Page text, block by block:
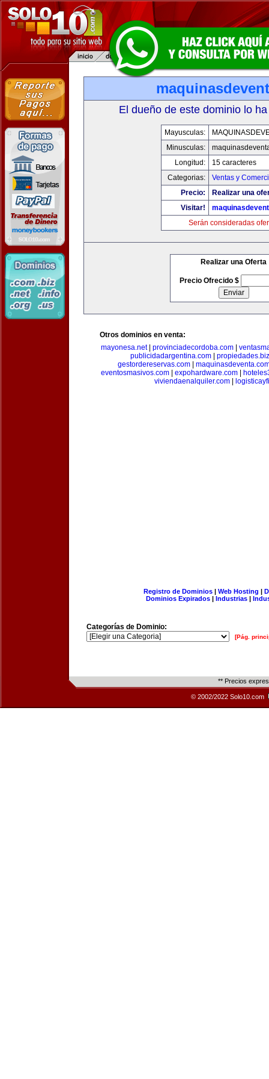
El dueño de este dominio lo
Mayusculas:
Minusculas:
Longitud:
15 caracteres
Categorias:
Ventas y
Precio:
Realizar una
Visitar!
Serán consideradas
Realizar una Oferta
Precio Ofrecido $
Otros dominios en venta:
mayonesa.net| provinciadecordoba.com
publicidadargentina.com| propiedades.biz
gestordereservas.com|
eventosmasivos.com
expohardware.com
viviendaenalquiler.com
Registro de Dominios| Web Hosting |
Dominios Expirados | Industrias |
Categorías de Dominio:
[Pág.
** Precios
© 2002/2022 Solo10.com